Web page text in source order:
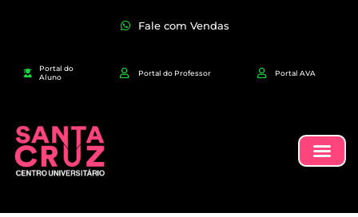
Fale com Vendas
Portal do
Aluno
Portal do Professor Portal AVA